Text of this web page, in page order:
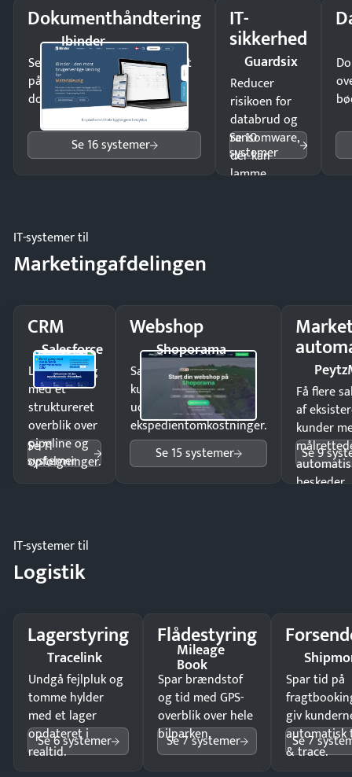
Dokumenthåndtering
Ibinder
Send kontrakter til underskrift
på minutter og mist ingen
dokumenter.
Se 16 systemer
IT-
sikkerhed
Guardsix
Reducer
risikoen for
databrud og
ransomware,
der kan
lamme
Se 10
systemer
IT-systemer til
Marketingafdelingen
CRM
Salesforce
Luk flere salg
med et
struktureret
overblik over
pipeline og
opfølgninger.
Se 11
systemer
Webshop
Shoporama
Sælg produkter 24/7 til
kunder i hele landet
uden
ekspedientomkostninger.
Se 15 systemer
Få flere
af
kunder
beskeder.
Se 9
IT-systemer til
Logistik
Lagerstyring
Tracelink
Undgå fejlpluk og
tomme hylder
med et lager
opdateret i
realtid.
Se 6 systemer
Flådestyring
Mileage
Book
Spar brændstof
og tid med GPS-
overblik over hele
bilparken.
Se 7 systemer
Spar tid på
giv
automatisk
& trace.
Se 7